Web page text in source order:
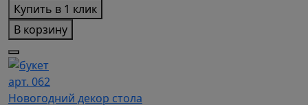
Купить в 1 клик
В корзину
арт. 062
Новогодний декор стола